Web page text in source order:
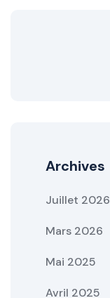
Archives
Juillet 2026
Mars 2026
Mai 2025
Avril 2025